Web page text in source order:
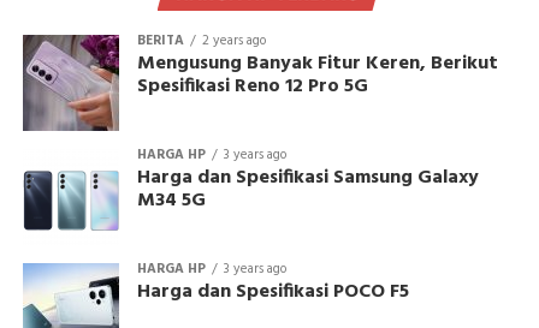
BERITA 2 years ago
Mengusung Banyak Fitur Keren, Berikut
Spesifikasi Reno 12 Pro 5G
HARGA HP 3 years ago
Harga dan Spesifikasi Samsung Galaxy
M34 5G
HARGA HP 3 years ago
Harga dan Spesifikasi POCO F5